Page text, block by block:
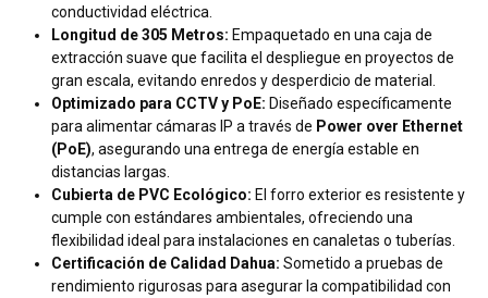
conductividad eléctrica.
Longitud de 305 Metros: Empaquetado en una caja de
extracción suave que facilita el despliegue en proyectos de
gran escala, evitando enredos y desperdicio de material.
Optimizado para CCTV y PoE: Diseñado específicamente
para alimentar cámaras IP a través de Power over Ethernet
(PoE), asegurando una entrega de energía estable en
distancias largas.
Cubierta de PVC Ecológico: El forro exterior es resistente y
cumple con estándares ambientales, ofreciendo una
flexibilidad ideal para instalaciones en canaletas o tuberías.
Certificación de Calidad Dahua: Sometido a pruebas de
rendimiento rigurosas para asegurar la compatibilidad con